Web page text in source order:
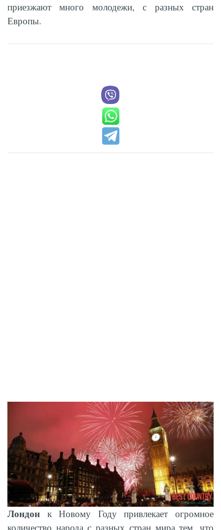
приезжают много молодежи, с разных стран
Европы.
Лондон к Новому Году привлекает огромное
количество народа с разных стран мира тем, что